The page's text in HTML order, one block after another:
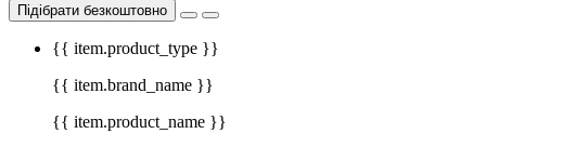
Підібрати безкоштовно
{{ item.product_type }}
{{ item.brand_name }}
{{ item.product_name }}